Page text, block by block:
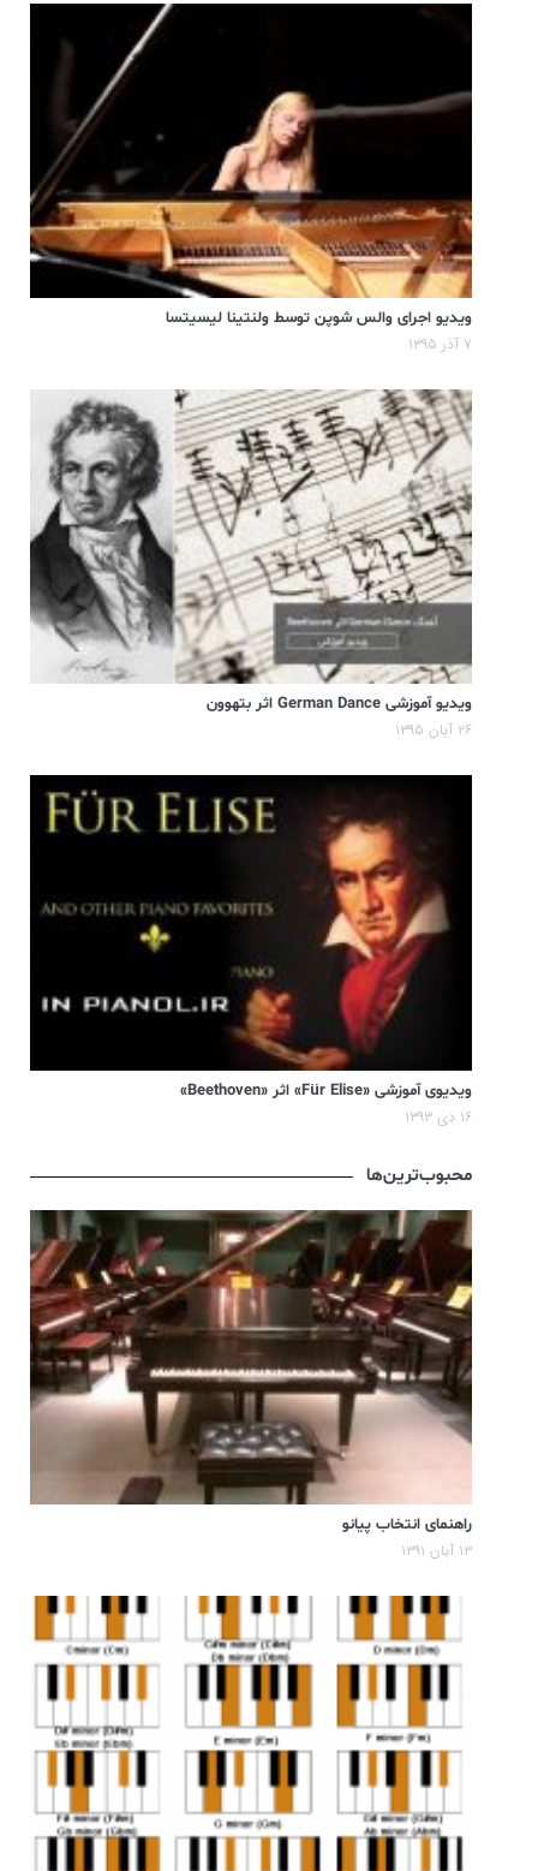
ویدیو اجرای والس شوپن توسط ولنتینا لیسیتسا
۷ آذر ۱۳۹۵
ویدیو آموزشی German Dance اثر بتهوون
۲۶ آبان ۱۳۹۵
ویدیوی آموزشی «Für Elise» اثر «Beethoven»
۱۶ دی ۱۳۹۳
محبوب‌ترین‌ها
راهنمای انتخاب پیانو
۱۳ آبان ۱۳۹۱